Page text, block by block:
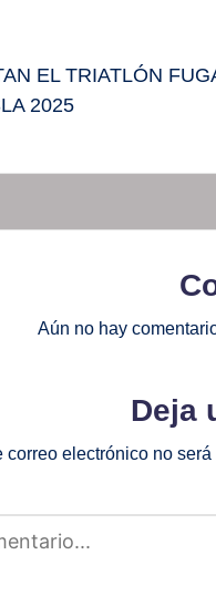
EL TRIATLÓN
2025
Aún no hay
Deja
correo electrónico no